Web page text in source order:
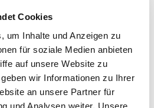
Cookies
um Inhalte und Anzeigen zu
für soziale Medien anbieten
auf unsere Website zu
wir Informationen zu Ihrer
an unsere Partner für
und Analysen weiter. Unsere
Burghof Oswald
Guntersblum